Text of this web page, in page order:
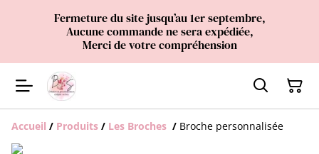
Fermeture du site jusqu’au 1er septembre,
Aucune commande ne sera expédiée,
Merci de votre compréhension
Accueil / Produits / Les Broches / Broche personnalisée